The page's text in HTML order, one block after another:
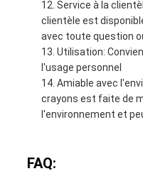
Service à la
clientèle est
avec toute question
Utilisation:
l'usage personnel
Amiable avec
crayons est faite de
l'environnement et
FAQ: